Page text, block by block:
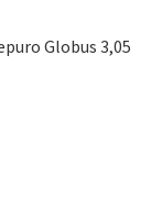
Globus 3,05